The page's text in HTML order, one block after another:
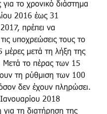
για το χρονικό διάστημα
2016 έως 31
πρέπει να
υποχρεώσεις τους το
μέρες μετά τη λήξη της
Μετά το πέρας των 15
τη ρύθμιση των 100
δεν έχουν πληρώσει.
2018
τη διατήρηση της